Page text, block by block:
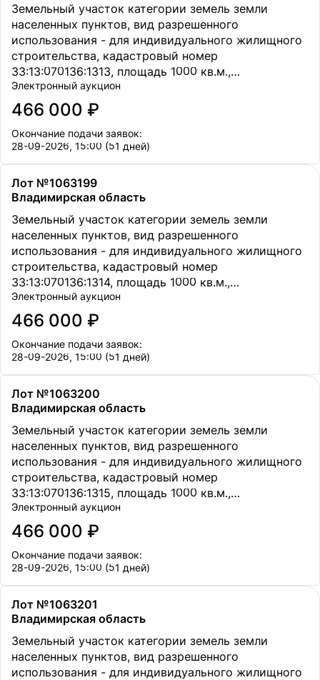
Земельный участок категории земель земли
населенных пунктов, вид разрешенного
использования - для индивидуального жилищного
строительства, кадастровый номер
33:13:070136:1313, площадь 1000 кв.м.,
местоположение Владимирская обл., Петушинский
р-н., МО Петушинское (сельское поселение), в 50
метрах восточнее д. Старое Аннино.
Электронный аукцион
466 000 ₽
Окончание подачи заявок:
28-09-2026, 15:00 (51 дней)
Лот №1063199
Владимирская область
Земельный участок категории земель земли
населенных пунктов, вид разрешенного
использования - для индивидуального жилищного
строительства, кадастровый номер
33:13:070136:1314, площадь 1000 кв.м.,
местоположение Владимирская обл., Петушинский
р-н., МО Петушинское (сельское поселение), в 50
метрах восточнее д. Старое Аннино.
Электронный аукцион
466 000 ₽
Окончание подачи заявок:
28-09-2026, 15:00 (51 дней)
Лот №1063200
Владимирская область
Земельный участок категории земель земли
населенных пунктов, вид разрешенного
использования - для индивидуального жилищного
строительства, кадастровый номер
33:13:070136:1315, площадь 1000 кв.м.,
местоположение Владимирская обл., Петушинский
р-н., МО Петушинское (сельское поселение), в 50
метрах восточнее д. Старое Аннино
Электронный аукцион
466 000 ₽
Окончание подачи заявок:
28-09-2026, 15:00 (51 дней)
Лот №1063201
Владимирская область
Земельный участок категории земель земли
населенных пунктов, вид разрешенного
использования - для индивидуального жилищного